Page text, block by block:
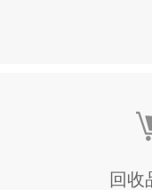
回收